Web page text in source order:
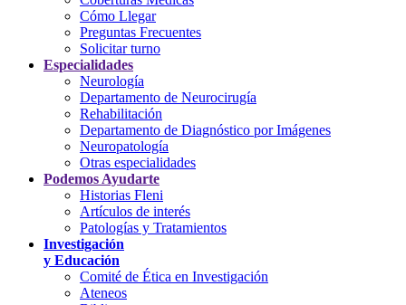
Cómo Llegar
Preguntas Frecuentes
Solicitar turno
Especialidades
Neurología
Departamento de Neurocirugía
Rehabilitación
Departamento de Diagnóstico por Imágenes
Neuropatología
Otras especialidades
Podemos Ayudarte
Historias Fleni
Artículos de interés
Patologías y Tratamientos
Investigación
y Educación
Comité de Ética en Investigación
Ateneos